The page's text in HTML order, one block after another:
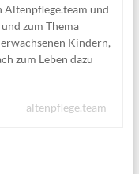
Altenpflege.team und
zum Thema
Kindern,
zum Leben dazu
altenpflege.team